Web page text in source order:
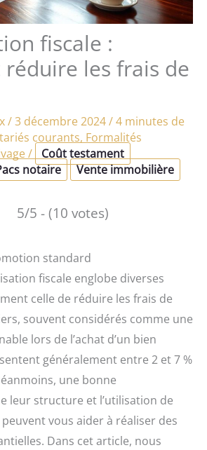
fiscale :
les frais de
/3 décembre 2024/4 minutes de
courants, Formalités
/
Coût testament
notaire Vente immobilière
5/5 - (10 votes)
fiscale englobe diverses
celle de réduire les frais de
souvent considérés comme une
lors de l’achat d’un bien
généralement entre 2 et 7 %
une bonne
leur structure et l’utilisation de
vous aider à réaliser des
Dans cet article, nous